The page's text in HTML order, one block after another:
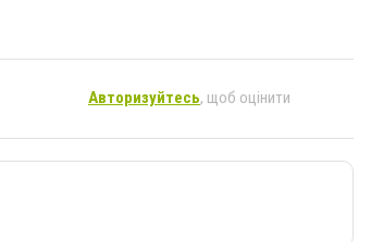
Авторизуйтесь, щоб оцінити